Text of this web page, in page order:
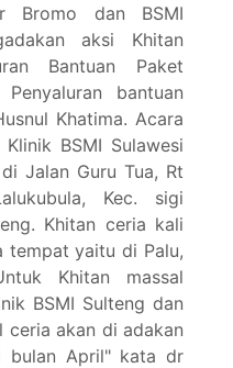
Bromo dan BSMI
aksi Khitan
Bantuan Paket
bantuan
Khatima. Acara
BSMI Sulawesi
Jalan Guru Tua, Rt
Kec. sigi
Khitan ceria kali
tempat yaitu di Palu,
Khitan massal
BSMI Sulteng dan
ceria akan di adakan
bulan April" kata dr